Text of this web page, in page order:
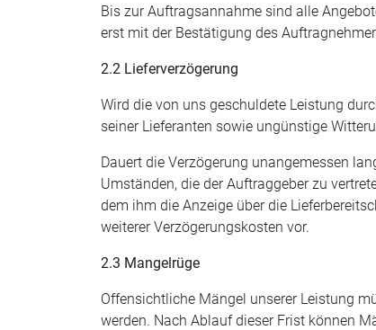
Bis zur Auftragsannahme sind alle
erst mit der Bestätigung des
2.2 Lieferverzögerung
Wird die von uns geschuldete Leistung
seiner Lieferanten sowie ungünstige
Dauert die Verzögerung unangemessen
Umständen, die der Auftraggeber zu
dem ihm die Anzeige über die
weiterer Verzögerungskosten vor.
2.3 Mangelrüge
Offensichtliche Mängel unserer Leistung
werden. Nach Ablauf dieser Frist können